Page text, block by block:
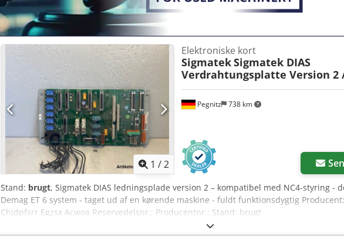
1 /2
Pegnitz 738 km
Elektroniske kort
SigmatekSigmatek DIAS
Verdrahtungsplatte Version 2
Stand: brugt, Sigmatek DIAS ledningsplade version 2 – kompatibel med NC4-styring -
Demag ET 6 system - taget ud af en kørende maskine - fuldt funktionsdygtig
Chjdpfsrr Egzsx Acwoa Reservedelsnr.: Producentnr.: Stand: brugt